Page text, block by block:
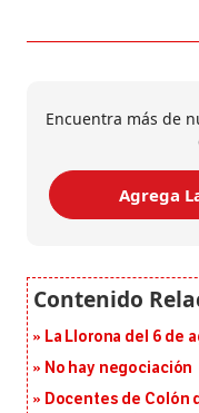
Encuentra más de
Agrega
La Llorona del 6 de
No hay negociación
Docentes de Colón